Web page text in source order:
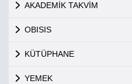
AKADEMİK TAKVİM
OBISIS
KÜTÜPHANE
YEMEK